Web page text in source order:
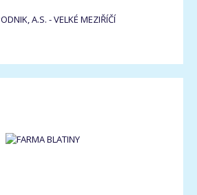
A.S. - VELKÉ MEZIŘÍČÍ